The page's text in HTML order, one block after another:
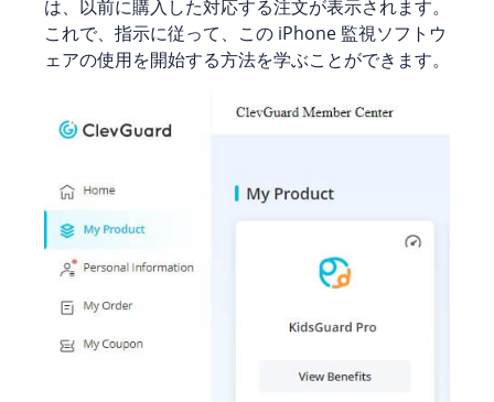
は、以前に購入した対応する注文が表示されます。
これで、指示に従って、この iPhone 監視ソフトウ
ェアの使用を開始する方法を学ぶことができます。